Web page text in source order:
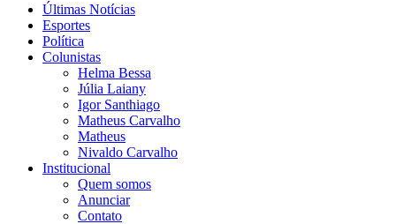
Últimas Notícias
Esportes
Política
Colunistas
Helma Bessa
Júlia Laiany
Igor Santhiago
Matheus Carvalho
Matheus
Nivaldo Carvalho
Institucional
Quem somos
Anunciar
Contato